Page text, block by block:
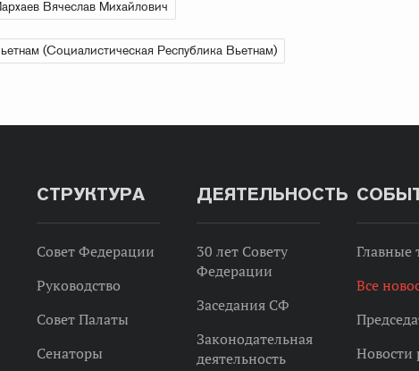
Вячеслав Михайлович
(Социалистическая Республика Вьетнам)
СТРУКТУРА
Совет Федерации
Руководство
Совет Палаты
Сенаторы
ДЕЯТЕЛЬНОСТЬ
30 лет Совету
Федерации
Заседания СФ
Законодательная
деятельность
Главные
Все
Новости